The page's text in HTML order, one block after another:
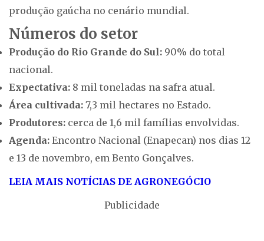
produção gaúcha no cenário mundial.
Números do setor
Produção do Rio Grande do Sul: 90% do total
nacional.
Expectativa: 8 mil toneladas na safra atual.
Área cultivada: 7,3 mil hectares no Estado.
Produtores: cerca de 1,6 mil famílias envolvidas.
Agenda: Encontro Nacional (Enapecan) nos dias 12
e 13 de novembro, em Bento Gonçalves.
LEIA MAIS NOTÍCIAS DE AGRONEGÓCIO
Publicidade